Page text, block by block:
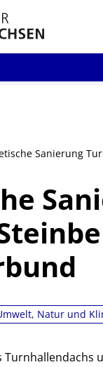
Sanierung
Natur und
Turnhallendachs